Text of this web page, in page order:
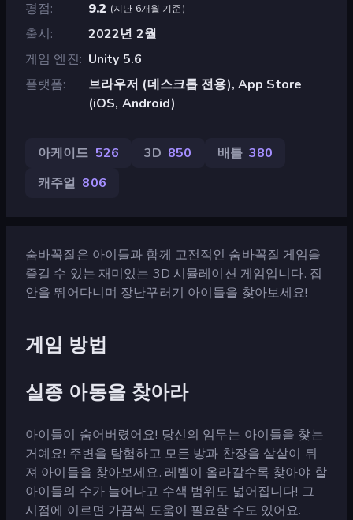
평점
9.2 (지난 6개월 기준)
출시
2022년 2월
게임 엔진
Unity 5.6
플랫폼
브라우저 (데스크톱 전용), App Store
(iOS, Android)
아케이드 526 3D 850 배틀 380
캐주얼 806
숨바꼭질은 아이들과 함께 고전적인 숨바꼭질 게임을
즐길 수 있는 재미있는 3D 시뮬레이션 게임입니다. 집
안을 뛰어다니며 장난꾸러기 아이들을 찾아보세요!
게임 방법
실종 아동을 찾아라
아이들이 숨어버렸어요! 당신의 임무는 아이들을 찾는
거예요! 주변을 탐험하고 모든 방과 찬장을 샅샅이 뒤
져 아이들을 찾아보세요. 레벨이 올라갈수록 찾아야 할
아이들의 수가 늘어나고 수색 범위도 넓어집니다! 그
시점에 이르면 가끔씩 도움이 필요할 수도 있어요.